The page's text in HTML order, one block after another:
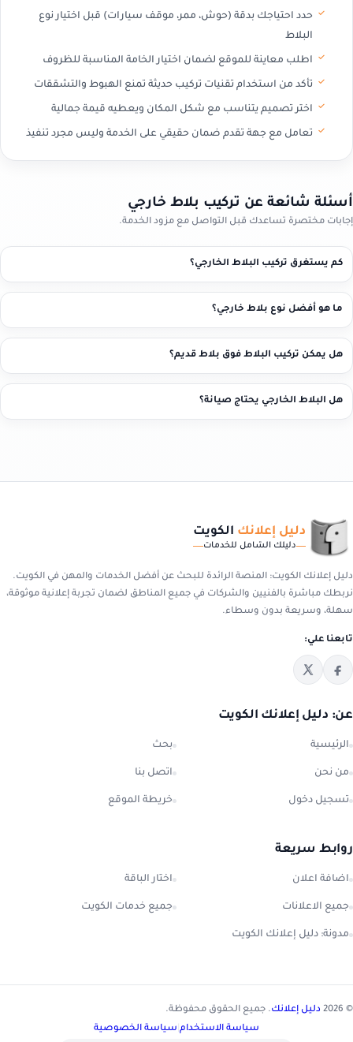
حدد احتياجك بدقة (حوش، ممر، موقف سيارات) قبل اختيار نوع
البلاط
اطلب معاينة للموقع لضمان اختيار الخامة المناسبة للظروف
تأكد من استخدام تقنيات تركيب حديثة تمنع الهبوط والتشققات
اختر تصميم يتناسب مع شكل المكان ويعطيه قيمة جمالية
تعامل مع جهة تقدم ضمان حقيقي على الخدمة وليس مجرد تنفيذ
أسئلة شائعة عن تركيب بلاط خارجي
إجابات مختصرة تساعدك قبل التواصل مع مزود الخدمة.
كم يستغرق تركيب البلاط الخارجي؟
ما هو أفضل نوع بلاط خارجي؟
هل يمكن تركيب البلاط فوق بلاط قديم؟
هل البلاط الخارجي يحتاج صيانة؟
دليل إعلانك الكويت
دليلك الشامل للخدمات
دليل إعلانك الكويت: المنصة الرائدة للبحث عن أفضل الخدمات والمهن في الكويت.
نربطك مباشرة بالفنيين والشركات في جميع المناطق لضمان تجربة إعلانية موثوقة،
سهلة، وسريعة بدون وسطاء.
تابعنا علي:
عن: دليل إعلانك الكويت
الرئيسية بحث
من نحن اتصل بنا
تسجيل دخول خريطة الموقع
روابط سريعة
اضافة اعلان اختار الباقة
جميع الاعلانات جميع خدمات الكويت
مدونة: دليل إعلانك الكويت
© 2026 دليل إعلانك. جميع الحقوق محفوظة.
سياسة الاستخدام سياسة الخصوصية